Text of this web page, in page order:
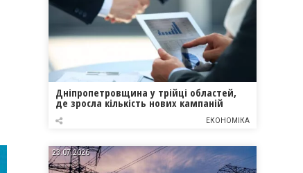
Дніпропетровщина у трійці областей,
де зросла кількість нових кампаній
ЕКОНОМІКА
23.07.2026